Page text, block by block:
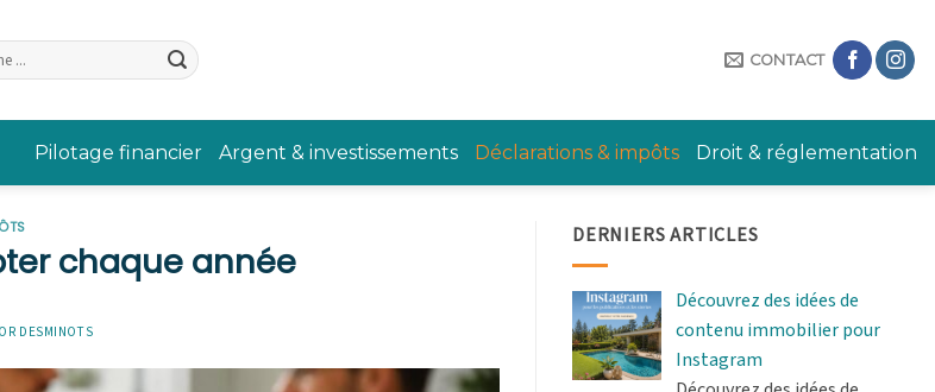
CONTACT
Pilotage financier Argent & investissements Déclarations & impôts Droit & réglementation
chaque année
DESMINOTS
DERNIERS ARTICLES
Découvrez des idées de
contenu immobilier pour
Instagram